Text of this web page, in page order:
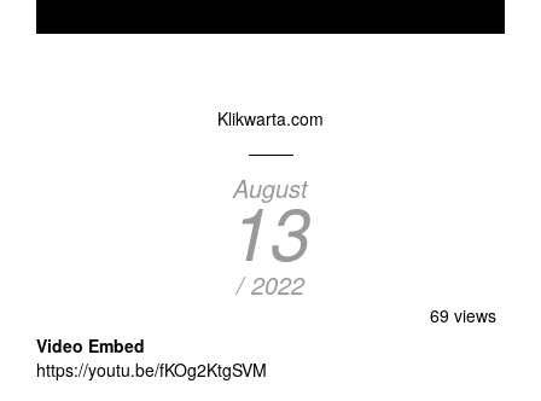
Klikwarta.com
August
13
/ 2022
69 views
Video Embed
https://youtu.be/fKOg2KtgSVM